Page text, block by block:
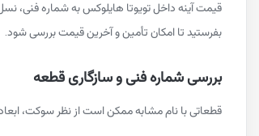
قیمت آینه داخل تویوتا هایلوکس به شماره فنی،
بفرستید تا امکان تأمین و آخرین قیمت بررسی شود.
بررسی شماره فنی و سازگاری قطعه
قطعاتی با نام مشابه ممکن است از نظر سوکت،